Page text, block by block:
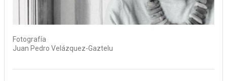
Fotografía
Juan Pedro Velázquez-Gaztelu